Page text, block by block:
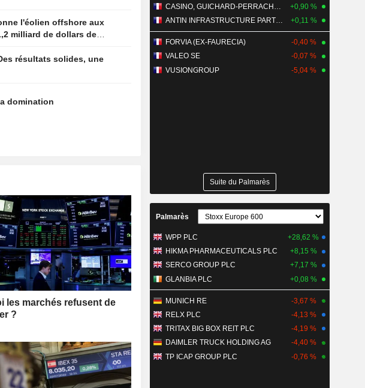
milliard de dollars de
domination
les marchés refusent de
?
CASINO, GUICHARD-PERRACHON SA
+0,90 %
ANTIN INFRASTRUCTURE PARTNERS
+0,11 %
FORVIA (EX-FAURECIA)
-0,40 %
VALEO SE
-0,07 %
VUSIONGROUP
-5,04 %
Suite du Palmarès
Palmarès
WPP PLC
+28,62 %
HIKMA PHARMACEUTICALS PLC
+8,15 %
SERCO GROUP PLC
+7,17 %
GLANBIA PLC
+0,08 %
MUNICH RE
-3,67 %
RELX PLC
-4,13 %
TRITAX BIG BOX REIT PLC
-4,19 %
DAIMLER TRUCK HOLDING AG
-4,40 %
TP ICAP GROUP PLC
-0,76 %